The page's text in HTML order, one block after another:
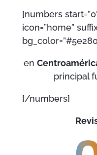
[numbers
icon=”home”
en
principal
[/numbers]